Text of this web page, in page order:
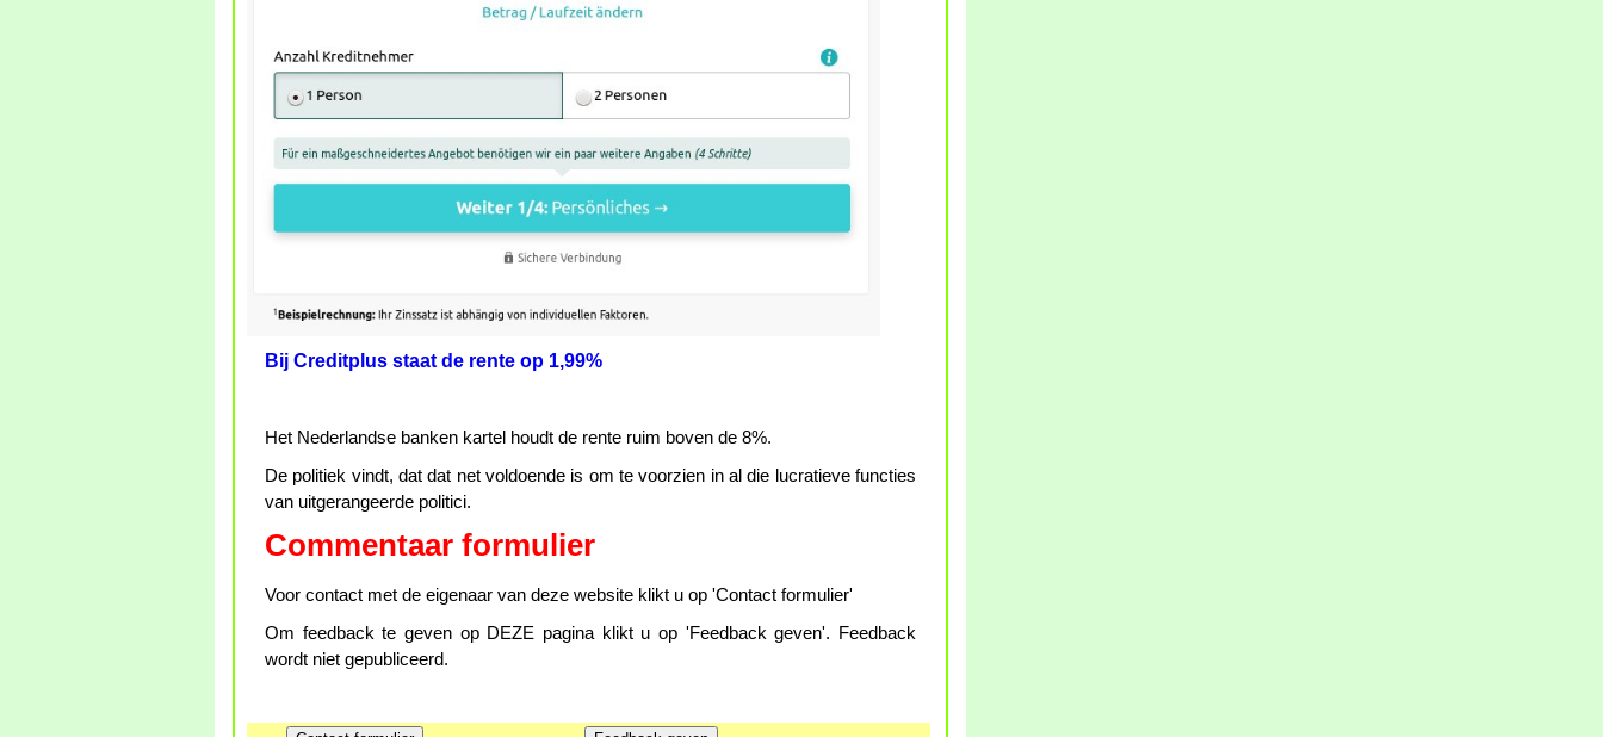
Bij Creditplus staat de rente op 1,99%
Het Nederlandse banken kartel houdt de rente ruim boven de 8%.
De politiek vindt, dat dat net voldoende is om te voorzien in al die lucratieve functies
van uitgerangeerde politici.
Commentaar formulier
Voor contact met de eigenaar van deze website klikt u op 'Contact formulier'
Om feedback te geven op DEZE pagina klikt u op 'Feedback geven'. Feedback
wordt niet gepubliceerd.